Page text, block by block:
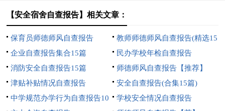
【安全宿舍自查报告】相关文章：
保育员师德师风自查报告
教师师德师风自查报告(精选15
篇)
企业自查报告集合15篇
民办学校年检自查报告
消防安全自查报告15篇
师德师风自查报告【推荐】
津贴补贴情况自查报告
安全自查报告(合集15篇)
中学规范办学行为自查报告10
学校安全情况自查报告